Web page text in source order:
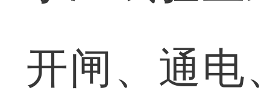
开闸、通电